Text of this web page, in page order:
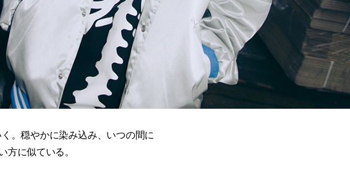
。穏やかに染み込み、いつの間に
方に似ている。